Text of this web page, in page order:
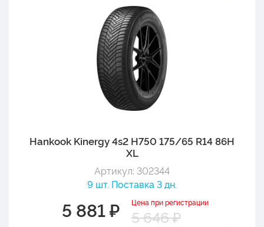
Hankook Kinergy 4s2 H750 175/65 R14 86H
XL
Артикул: 302344
9 шт. Поставка 3 дн.
5 881 ₽ Цена при регистрации
5 646 ₽